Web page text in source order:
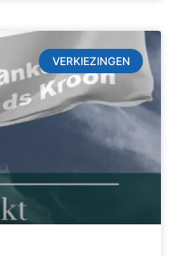
VERKIEZINGEN